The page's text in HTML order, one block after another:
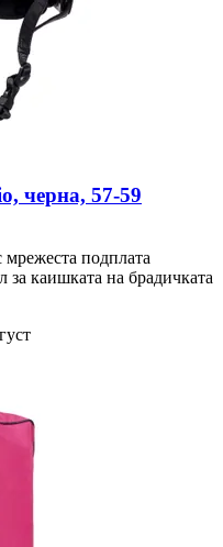
черна, 57-​59
подплата
за каишката на брадичката